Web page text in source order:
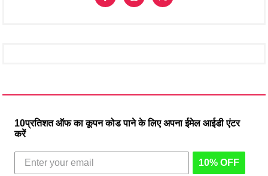
10प्रतिशत ऑफ का कूपन कोड पाने के लिए अपना ईमेल आईडी एंटर
करें
10% OFF